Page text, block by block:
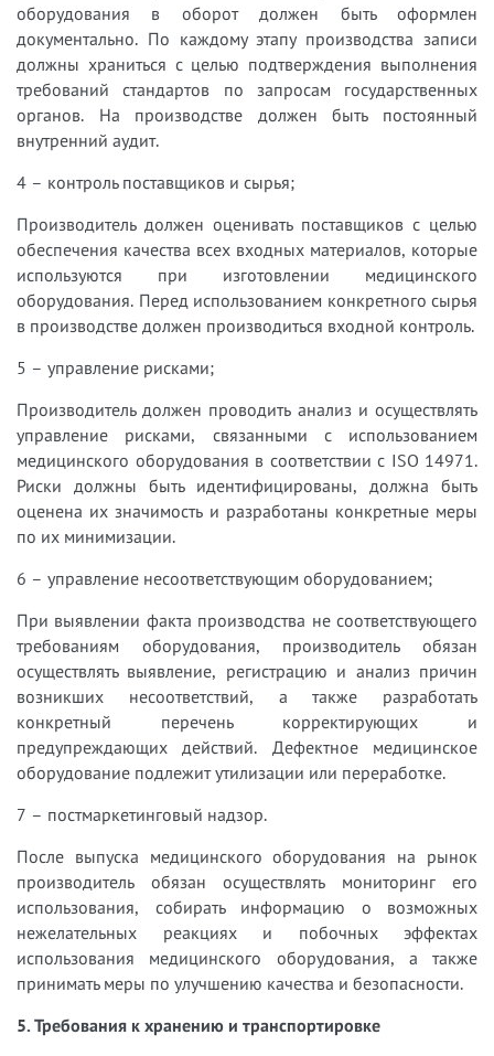
оборудования в оборот должен быть оформлен
документально. По каждому этапу производства записи
должны храниться с целью подтверждения выполнения
требований стандартов по запросам государственных
органов. На производстве должен быть постоянный
внутренний аудит.
4 – контроль поставщиков и сырья;
Производитель должен оценивать поставщиков с целью
обеспечения качества всех входных материалов, которые
используются при изготовлении медицинского
оборудования. Перед использованием конкретного сырья
в производстве должен производиться входной контроль.
5 – управление рисками;
Производитель должен проводить анализ и осуществлять
управление рисками, связанными с использованием
медицинского оборудования в соответствии с ISO 14971.
Риски должны быть идентифицированы, должна быть
оценена их значимость и разработаны конкретные меры
по их минимизации.
6 – управление несоответствующим оборудованием;
При выявлении факта производства не соответствующего
требованиям оборудования, производитель обязан
осуществлять выявление, регистрацию и анализ причин
возникших несоответствий, а также разработать
конкретный перечень корректирующих и
предупреждающих действий. Дефектное медицинское
оборудование подлежит утилизации или переработке.
7 – постмаркетинговый надзор.
После выпуска медицинского оборудования на рынок
производитель обязан осуществлять мониторинг его
использования, собирать информацию о возможных
нежелательных реакциях и побочных эффектах
использования медицинского оборудования, а также
принимать меры по улучшению качества и безопасности.
5. Требования к хранению и транспортировке